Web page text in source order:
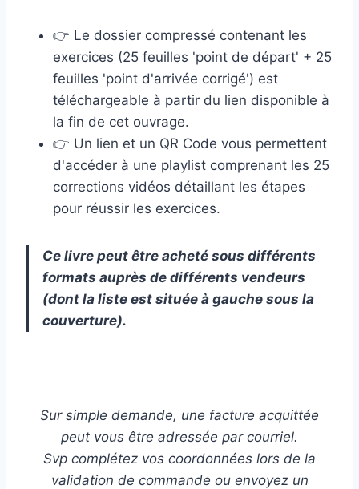
👉 Le dossier compressé contenant les
exercices (25 feuilles 'point de départ' + 25
feuilles 'point d'arrivée corrigé') est
téléchargeable à partir du lien disponible à
la fin de cet ouvrage.
👉 Un lien et un QR Code vous permettent
d'accéder à une playlist comprenant les 25
corrections vidéos détaillant les étapes
pour réussir les exercices.
Ce livre peut être acheté sous différents
formats auprès de différents vendeurs
(dont la liste est située à gauche sous la
couverture).
Sur simple demande, une facture acquittée
peut vous être adressée par courriel.
Svp complétez vos coordonnées lors de la
validation de commande ou envoyez un